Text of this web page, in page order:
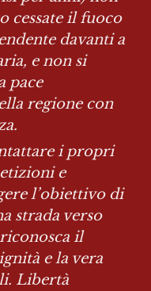
cessate il fuoco
davanti a
e non si
pace
regione con
i propri
e
l’obiettivo di
strada verso
il
e la vera
Libertà